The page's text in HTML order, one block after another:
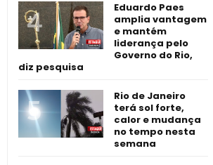
Eduardo Paes
amplia vantagem
e mantém
liderança pelo
Governo do Rio,
diz pesquisa
Rio de Janeiro
terá sol forte,
calor e mudança
no tempo nesta
semana